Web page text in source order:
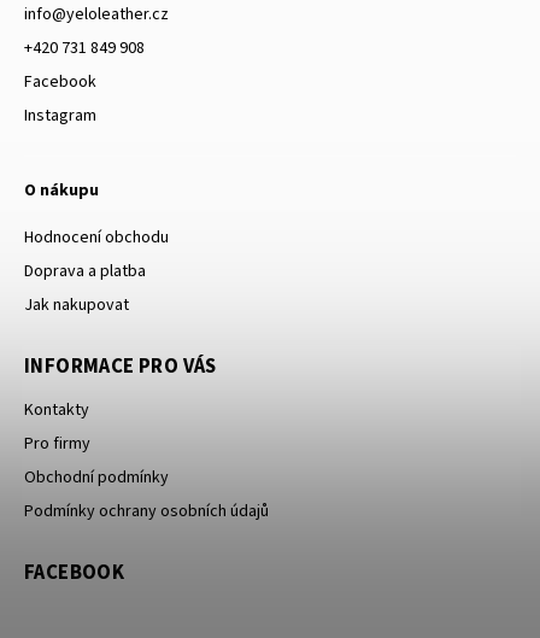
info@yeloleather.cz
+420 731 849 908
Facebook
Instagram
O nákupu
Hodnocení obchodu
Doprava a platba
Jak nakupovat
INFORMACE PRO VÁS
Kontakty
Pro firmy
Obchodní podmínky
Podmínky ochrany osobních údajů
FACEBOOK